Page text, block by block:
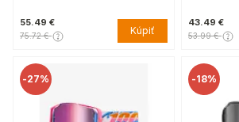
55.49 €
75.72 € Kúpiť
43.49 €
53.99 €
-27% -18%